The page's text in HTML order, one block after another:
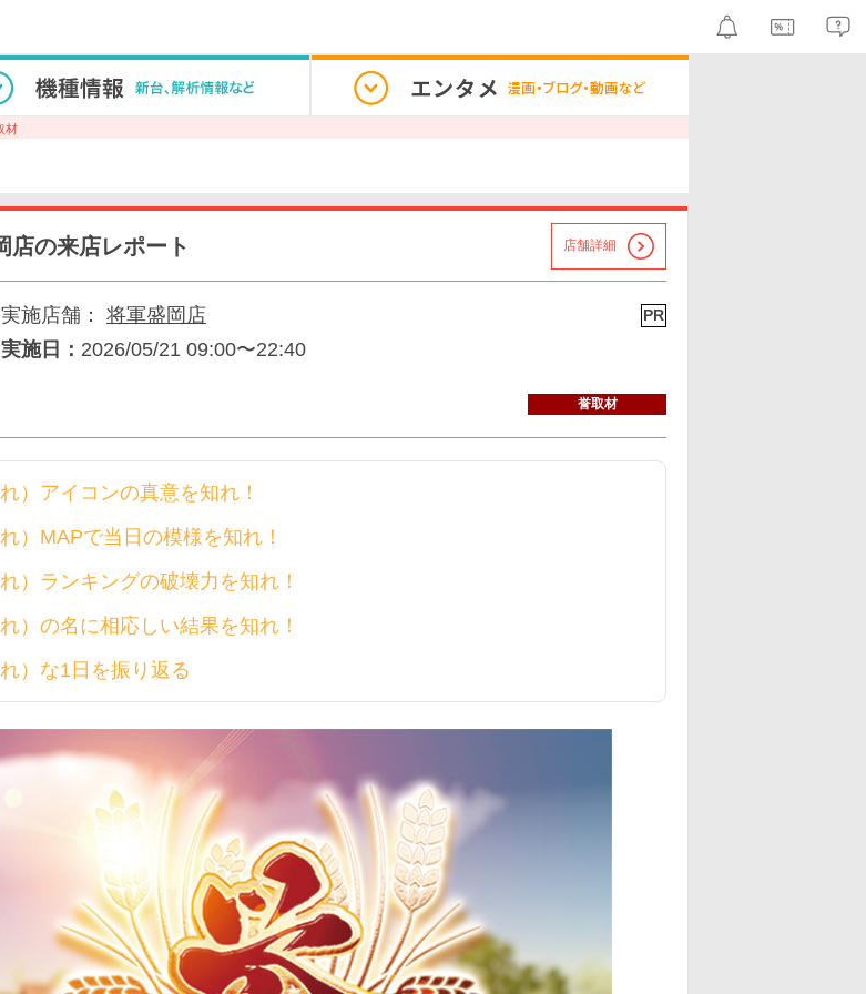
材
店の来店レポート 店舗詳細
実施店舗： 将軍盛岡店 PR
実施日： 2026/05/21 09:00〜22:40
誉取材
）アイコンの真意を知れ！
）MAPで当日の模様を知れ！
）ランキングの破壊力を知れ！
）の名に相応しい結果を知れ！
）な1日を振り返る